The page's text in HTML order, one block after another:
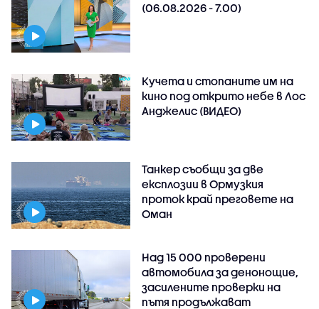
(06.08.2026 - 7.00)
Кучета и стопаните им на
кино под открито небе в Лос
Анджелис (ВИДЕО)
Танкер съобщи за две
експлозии в Ормузкия
проток край преговете на
Оман
Над 15 000 проверени
автомобила за денонощие,
засилените проверки на
пътя продължават